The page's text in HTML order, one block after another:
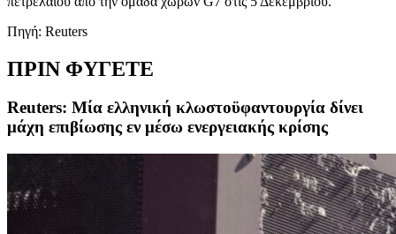
Πηγή: Reuters
ΠΡΙΝ ΦΥΓΕΤΕ
Reuters: Mία ελληνική κλωστοϋφαντουργία δίνει
μάχη επιβίωσης εν μέσω ενεργειακής κρίσης